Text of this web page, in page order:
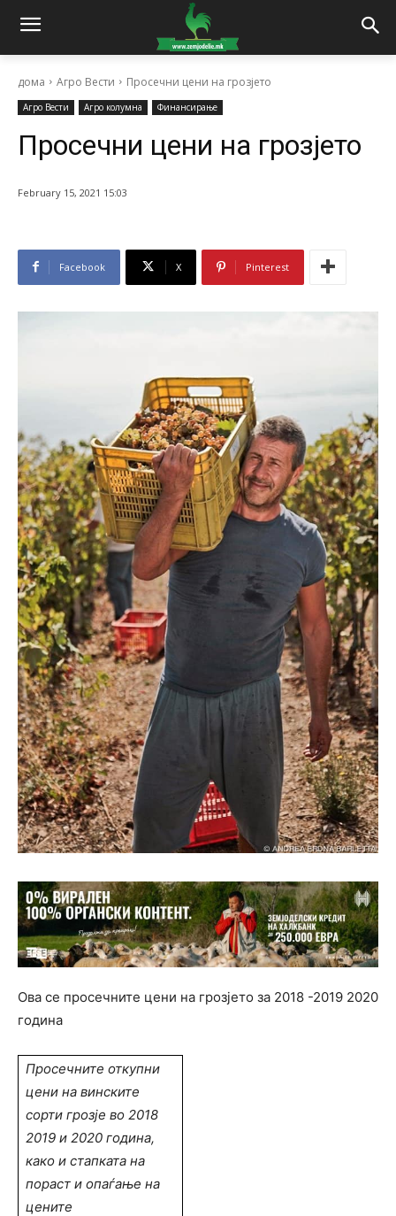
дома Агро Вести Просечни цени на грозјето
Агро Вести Агро колумна Финансирање
Просечни цени на грозјето
February 15, 2021 15:03
Facebook X Pinterest
Ова се просечните цени на грозјето за 2018 -2019 2020
година
Просечните откупни
цени на винските
сорти грозје во 2018
2019 и 2020 година,
како и стапката на
пораст и опаѓање на
цените